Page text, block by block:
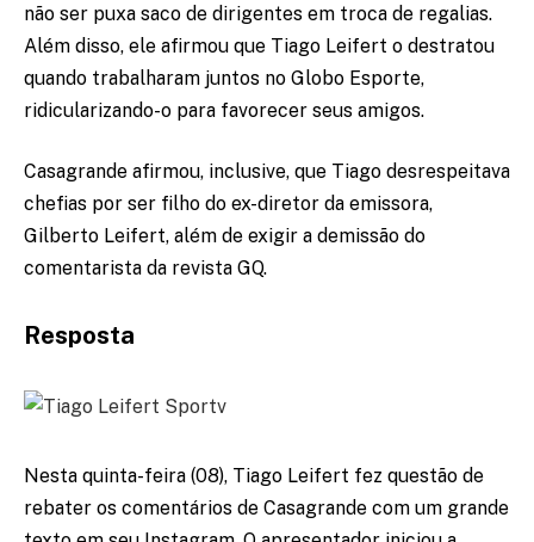
não ser puxa saco de dirigentes em troca de regalias.
Além disso, ele afirmou que Tiago Leifert o destratou
quando trabalharam juntos no Globo Esporte,
ridicularizando-o para favorecer seus amigos.
Casagrande afirmou, inclusive, que Tiago desrespeitava
chefias por ser filho do ex-diretor da emissora,
Gilberto Leifert, além de exigir a demissão do
comentarista da revista GQ.
Resposta
Nesta quinta-feira (08), Tiago Leifert fez questão de
rebater os comentários de Casagrande com um grande